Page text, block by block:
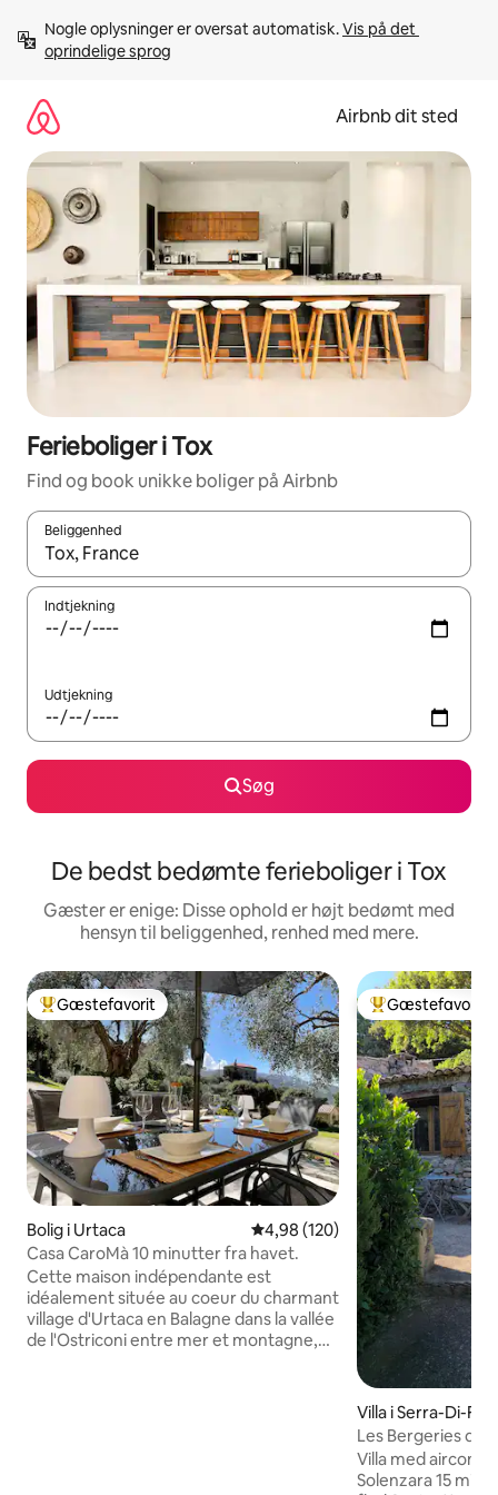
videre
Nogle oplysninger er oversat automatisk. Vis på det
oprindelige sprog
Airbnb dit sted
Ferieboliger i Tox
Find og book unikke boliger på Airbnb
Beliggenhed
Når resultaterne er tilgængelige, skal du navigere med
Indtjekning
Udtjekning
Søg
De bedst bedømte ferieboliger i Tox
Gæster er enige: Disse ophold er højt bedømt med
hensyn til beliggenhed, renhed med mere.
Bedste gæstefavorit
Gæstefavorit
Bolig i Urtaca 4,98 ud af 5 i gennemsnitlig
4,98 (120)
Casa CaroMà 10 minutter fra havet.
Cette maison indépendante est
idéalement située au coeur du charmant
village d'Urtaca en Balagne dans la vallée
de l'Ostriconi entre mer et montagne,
Bedste
Gæstefavorit
Villa i Serra-Di-
Les Bergeries de
fra havet
Villa med
Solenzara 15